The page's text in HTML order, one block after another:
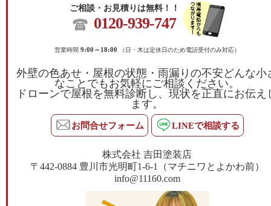
ご相談・お見積りは無料！！
0120-939-747
営業時間 9:00～18:00 （日・木は定休日のため電話受付のみ対応）
外壁の色あせ・屋根の状態・雨漏りの不安どんな小
なことでもお気軽にご相談ください。
ドローンで屋根を無料診断し、現状を正直にお伝え
ます。
お問合せフォーム LINEで相談する
株式会社 吉田塗装店
〒442-0884 豊川市光明町1-6-1（マチニワとよかわ前）
info@11160.com